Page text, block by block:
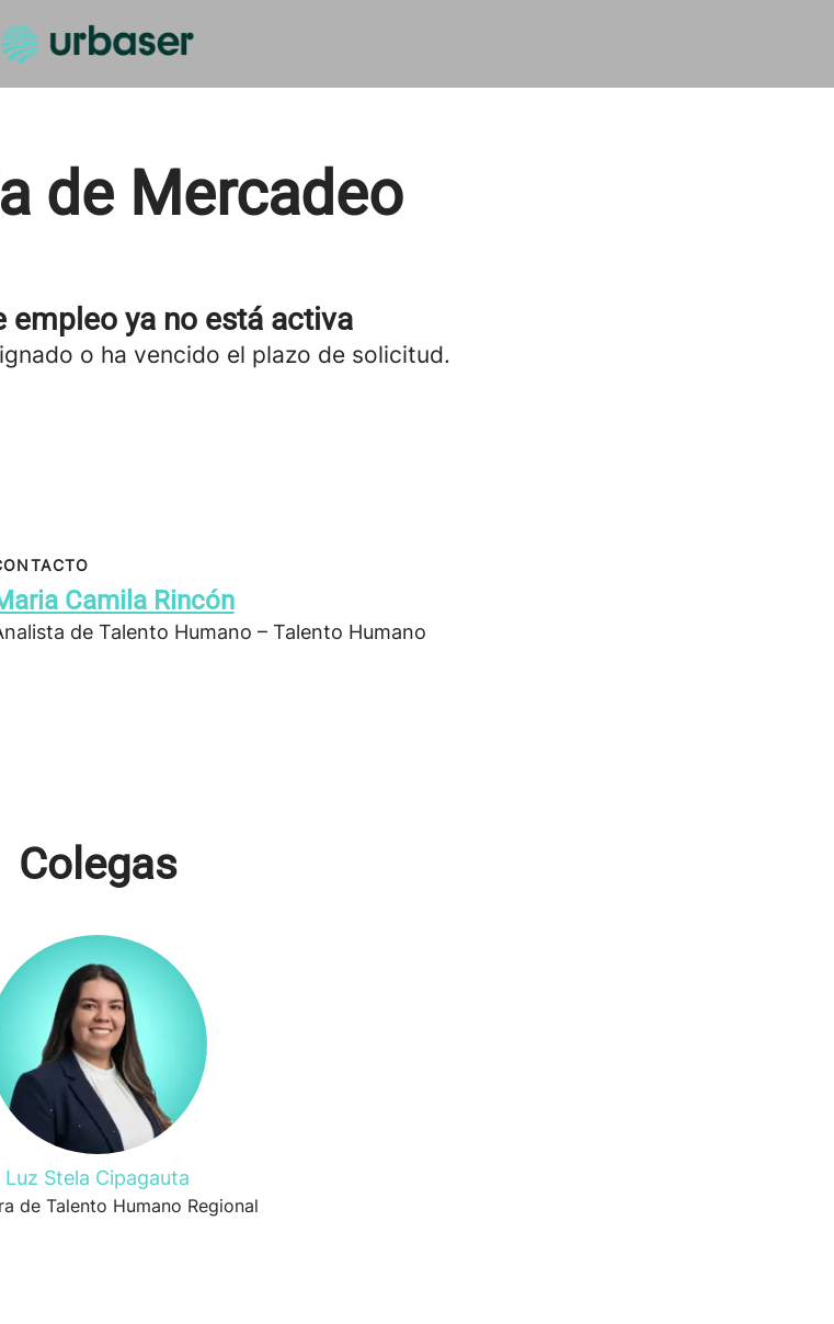
de Mercadeo
empleo ya no está activa
o ha vencido el plazo de solicitud.
Camila Rincón
de Talento Humano – Talento Humano
Colegas
Luz Stela Cipagauta
de Talento Humano Regional